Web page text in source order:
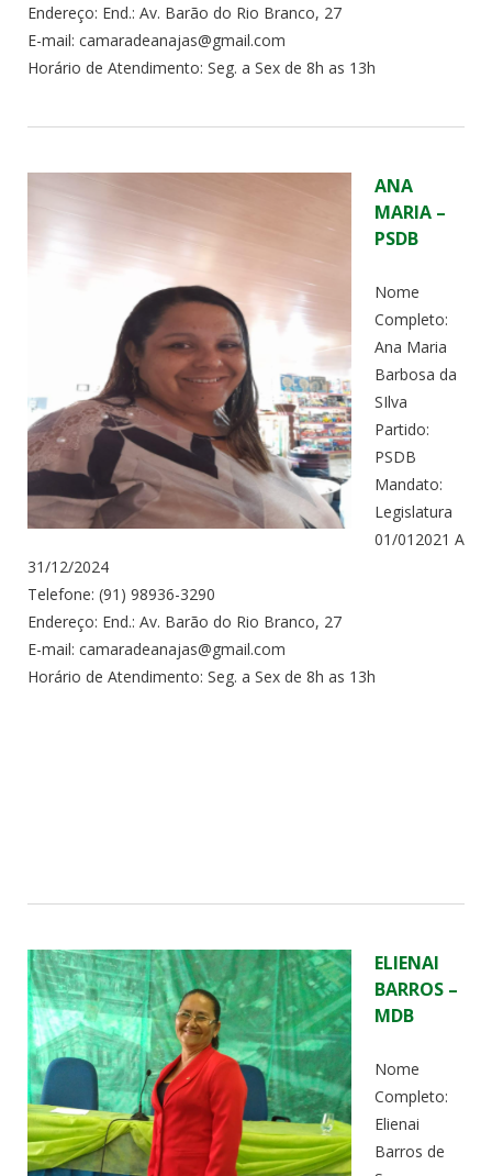
Endereço: End.: Av. Barão do Rio Branco, 27
E-mail: camaradeanajas@gmail.com
Horário de Atendimento: Seg. a Sex de 8h as 13h
ANA
MARIA –
PSDB
Nome
Completo:
Ana Maria
Barbosa da
SIlva
Partido:
PSDB
Mandato:
Legislatura
01/012021 A
31/12/2024
Telefone: (91) 98936-3290
Endereço: End.: Av. Barão do Rio Branco, 27
E-mail: camaradeanajas@gmail.com
Horário de Atendimento: Seg. a Sex de 8h as 13h
ELIENAI
BARROS –
MDB
Nome
Completo:
Elienai
Barros de